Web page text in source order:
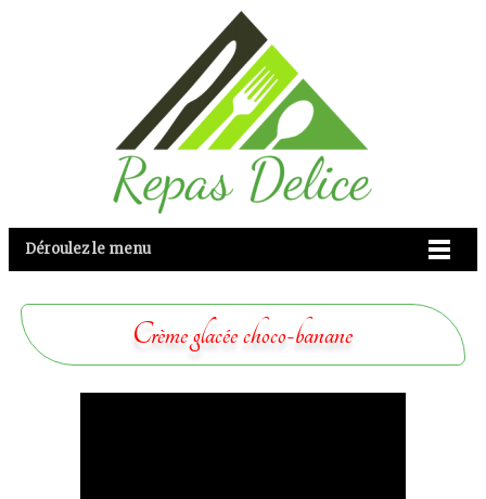
Déroulez le menu
Crème glacée choco-banane